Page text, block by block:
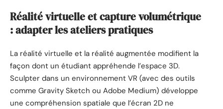
Réalité virtuelle et capture volumétrique
: adapter les ateliers pratiques
La réalité virtuelle et la réalité augmentée modifient la
façon dont un étudiant appréhende l’espace 3D.
Sculpter dans un environnement VR (avec des outils
comme Gravity Sketch ou Adobe Medium) développe
une compréhension spatiale que l’écran 2D ne